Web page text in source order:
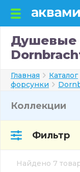
Душевые
Главная Каталог
форсунки
Коллекции
Фильтр
Найдено 7